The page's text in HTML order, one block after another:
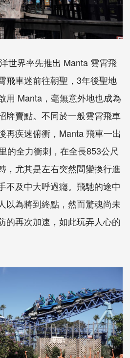
世界率先推出 Manta 雲霄飛
飛車迷前往朝聖，3年後聖地
用 Manta，毫無意外地也成為
牌賣點。不同於一般雲霄飛車
再疾速俯衝，Manta 飛車一出
的全力衝刺，在全長853公尺
，尤其是左右突然間變換行進
不及中大呼過癮。飛馳的途中
以為將到終點，然而驚魂尚未
的再次加速，如此玩弄人心的